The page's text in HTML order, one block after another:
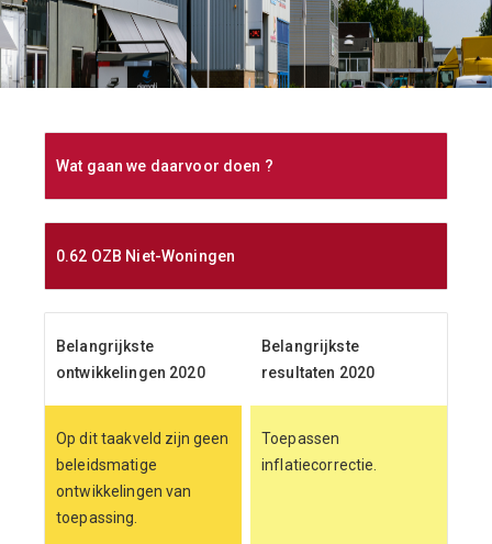
Wat gaan we daarvoor doen ?
0.62 OZB Niet-Woningen
Belangrijkste
ontwikkelingen 2020
Belangrijkste
resultaten 2020
Op dit taakveld zijn geen
beleidsmatige
ontwikkelingen van
toepassing.
Toepassen
inflatiecorrectie.